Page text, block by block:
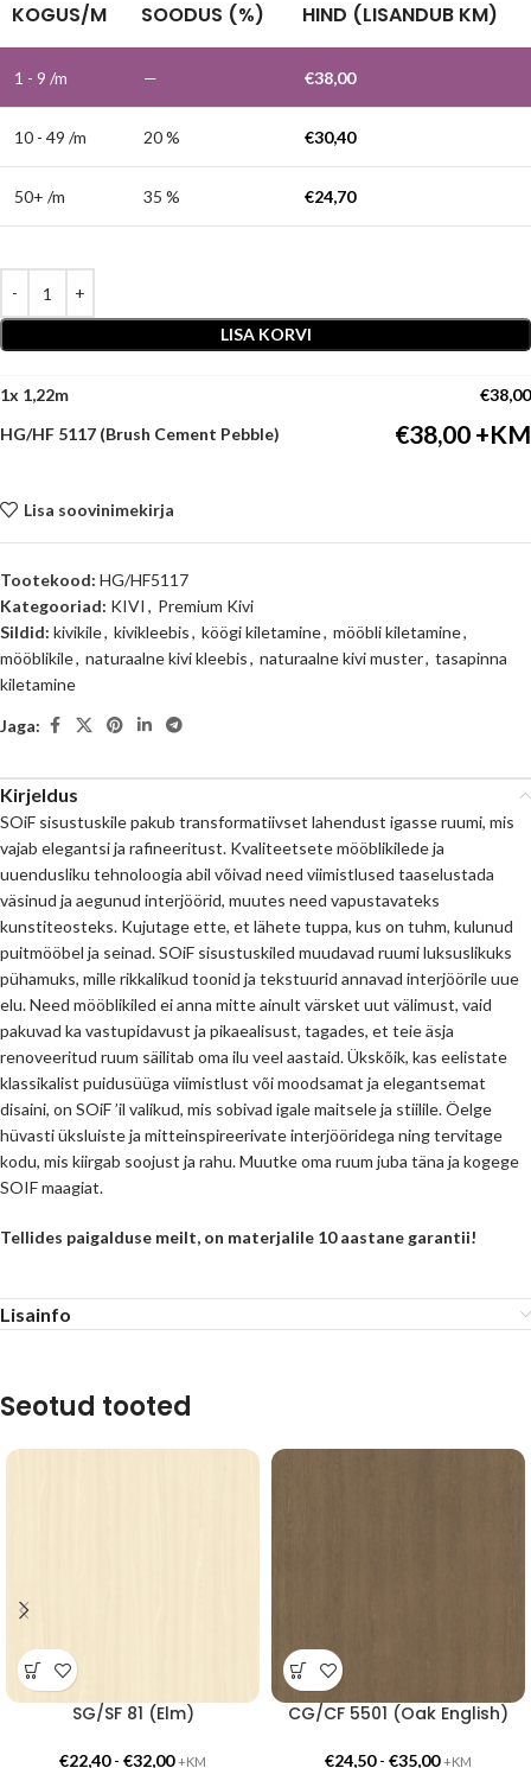
KOGUS/M SOODUS (%) HIND (LISANDUB KM)
1 - 9 /m — €38,00
10 - 49 /m 20 % €30,40
50+ /m 35 % €24,70
LISA KORVI
1x €38,00
HG/HF 5117 (Brush Cement Pebble)
€38,00
Lisa soovinimekirja
Tootekood: HG/HF5117
Kategooriad: KIVI , Premium Kivi
Sildid: kivikile, kivikleebis, köögi kiletamine, mööbli kiletamine,
mööblikile, naturaalne kivi kleebis, naturaalne kivi muster, tasapinna
kiletamine
Jaga:
Kirjeldus
SOiF sisustuskile pakub transformatiivset lahendust igasse ruumi, mis
vajab elegantsi ja rafineeritust. Kvaliteetsete mööblikilede ja
uuendusliku tehnoloogia abil võivad need viimistlused taaselustada
väsinud ja aegunud interjöörid, muutes need vapustavateks
kunstiteosteks. Kujutage ette, et lähete tuppa, kus on tuhm, kulunud
puitmööbel ja seinad. SOiF sisustuskiled muudavad ruumi luksuslikuks
pühamuks, mille rikkalikud toonid ja tekstuurid annavad interjöörile uue
elu. Need mööblikiled ei anna mitte ainult värsket uut välimust, vaid
pakuvad ka vastupidavust ja pikaealisust, tagades, et teie äsja
renoveeritud ruum säilitab oma ilu veel aastaid. Ükskõik, kas eelistate
klassikalist puidusüüga viimistlust või moodsamat ja elegantsemat
disaini, on SOiF ’il valikud, mis sobivad igale maitsele ja stiilile. Öelge
hüvasti üksluiste ja mitteinspireerivate interjööridega ning tervitage
kodu, mis kiirgab soojust ja rahu. Muutke oma ruum juba täna ja kogege
SOIF maagiat.
Tellides paigalduse meilt, on materjalile 10 aastane garantii!
Lisainfo
Seotud tooted
SG/SF 81 (Elm)
€22,40- €32,00 +KM
CG/CF 5501 (Oak English)
€24,50- €35,00 +KM